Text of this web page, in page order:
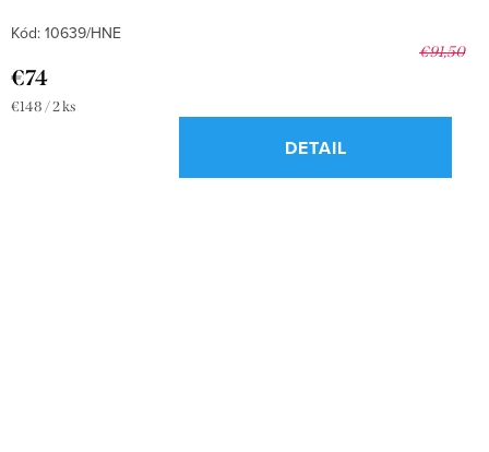
Kód: 10639/HNE
€91,50
€74
Jednotková
€148 / 2 ks
DETAIL